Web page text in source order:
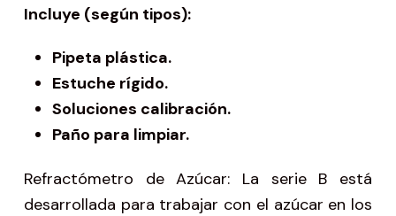
Incluye (según tipos):
Pipeta plástica.
Estuche rígido.
Soluciones calibración.
Paño para limpiar.
Refractómetro de Azúcar: La serie B está
desarrollada para trabajar con el azúcar en los